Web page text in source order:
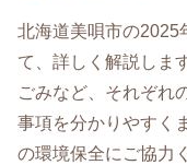
北海道美唄市の2025
て、詳しく解説しま
ごみなど、それぞれ
事項を分かりやすく
の環境保全にご協力